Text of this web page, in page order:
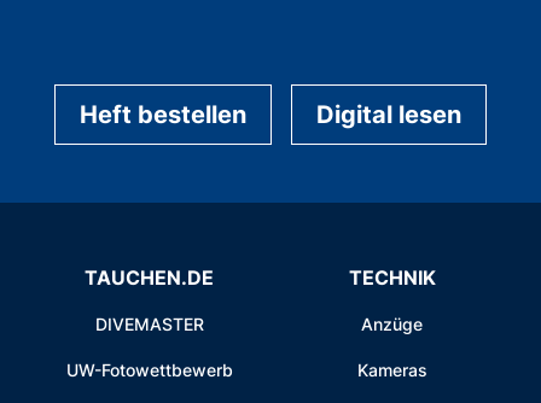
Heft bestellen Digital lesen
TAUCHEN.DE
DIVEMASTER
UW-Fotowettbewerb
TECHNIK
Anzüge
Kameras